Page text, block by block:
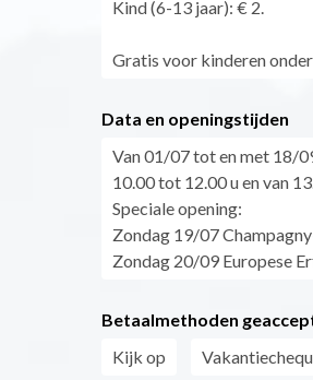
Kind (6-13 jaar): € 2.
Gratis voor kinderen onder
Data en openingstijden
Van 01/07 tot en met 18/
10.00 tot 12.00 u en van
Speciale opening:
Zondag 19/07
Zondag 20/09 Europese
Betaalmethoden
Kijk op